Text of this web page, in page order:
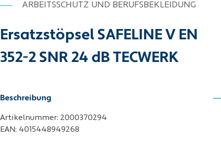
ARBEITSSCHUTZ UND BERUFSBEKLEIDUNG
Ersatzstöpsel SAFELINE V EN
352-2 SNR 24 dB TECWERK
Beschreibung
Artikelnummer: 2000370294
EAN: 4015448949268